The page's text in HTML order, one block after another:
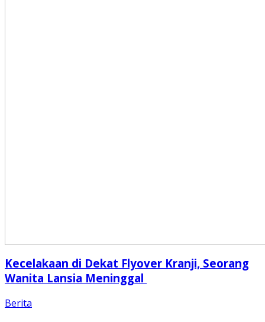
Kecelakaan di Dekat Flyover Kranji, Seorang
Wanita Lansia Meninggal
Berita